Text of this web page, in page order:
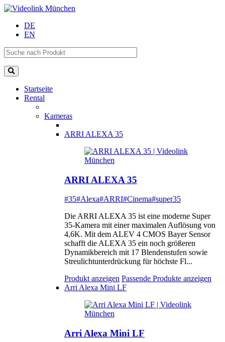
DE
EN
Startseite
Rental
Kameras
ARRI ALEXA 35
ARRI ALEXA 35
#35#Alexa#ARRI#Cinema#super35
Die ARRI ALEXA 35 ist eine moderne Super
35-Kamera mit einer maximalen Auflösung von
4,6K. Mit dem ALEV 4 CMOS Bayer Sensor
schafft die ALEXA 35 ein noch größeren
Dynamikbereich mit 17 Blendenstufen sowie
Streulichtunterdrückung für höchste Fl...
Produkt anzeigen Passende Produkte anzeigen
Arri Alexa Mini LF
Arri Alexa Mini LF